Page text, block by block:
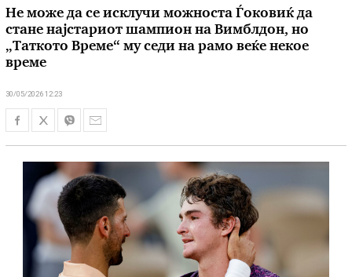
Не може да се исклучи можноста Ѓоковиќ да
стане најстариот шампион на Вимблдон, но
„Таткото Време“ му седи на рамо веќе некое
време
30/05/2026 12:23